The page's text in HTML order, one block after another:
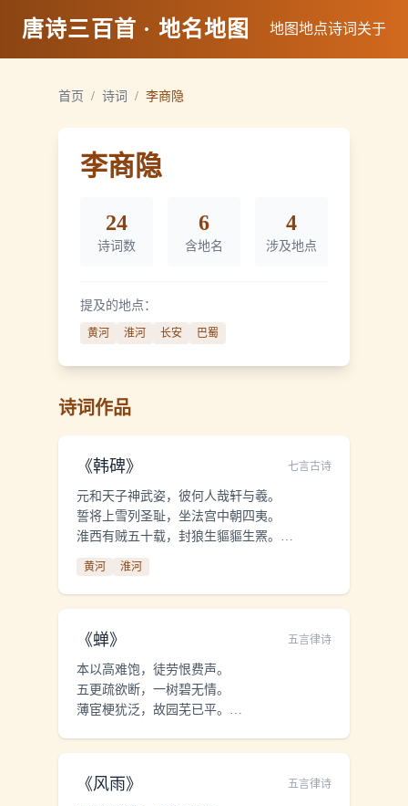
唐诗三百首 · 地名地图 地图地点诗词 关于
首页 / 诗词 / 李商隐
李商隐
24
诗词数
6
含地名
4
涉及地点
提及的地点：
黄河 淮河 长安 巴蜀
诗词作品
《韩碑》 七言古诗
元和天子神武姿，彼何人哉轩与羲。
誓将上雪列圣耻，坐法宫中朝四夷。
淮西有贼五十载，封狼生貙貙生罴。
不据山河据平地，长戈利矛日可麾。
帝得圣相相曰度，贼斫不死神扶持。
腰悬相印作都统，阴风惨澹天王旗。
行军司马智且勇，十四万众犹虎貔。
帝曰汝度功第一，汝从事愈宜为辞。
愈拜稽首蹈且舞，金石刻画臣能为。
古者世称大手笔，此事不系于职司。
当仁自古有不让，言讫屡颔天子颐。
公退斋戒坐小阁，濡染大笔何淋漓！
点窜尧典舜典字，涂改清庙生民诗。
黄河 淮河
《蝉》 五言律诗
本以高难饱，徒劳恨费声。
五更疏欲断，一树碧无情。
薄宦梗犹泛，故园芜已平。
《风雨》 五言律诗